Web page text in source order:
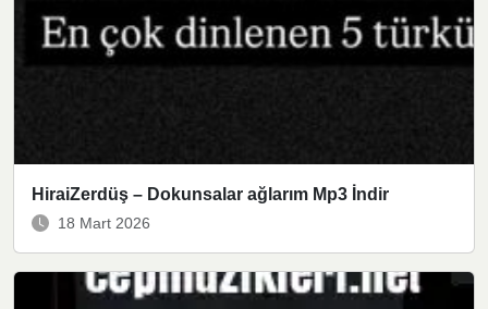
HiraiZerdüş – Dokunsalar ağlarım Mp3 İndir
18 Mart 2026